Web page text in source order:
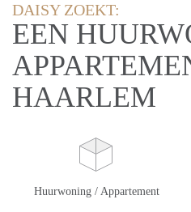
DAISY ZOEKT:
EEN
HAARLEM
Huurwoning / Appartement